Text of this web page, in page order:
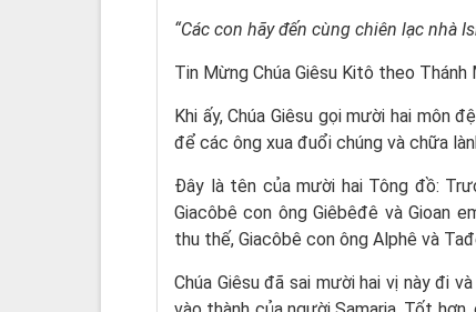
“Các con hãy đến cùng chiên lạc nhà
Tin Mừng Chúa Giêsu Kitô theo Thánh
Khi ấy, Chúa Giêsu gọi mười hai môn
để các ông xua đuổi chúng và chữa
Ðây là tên của mười hai Tông đồ:
Giacôbê con ông Giêbêđê và Gioan
thu thế, Giacôbê con ông Alphê và
Chúa Giêsu đã sai mười hai vị này đi